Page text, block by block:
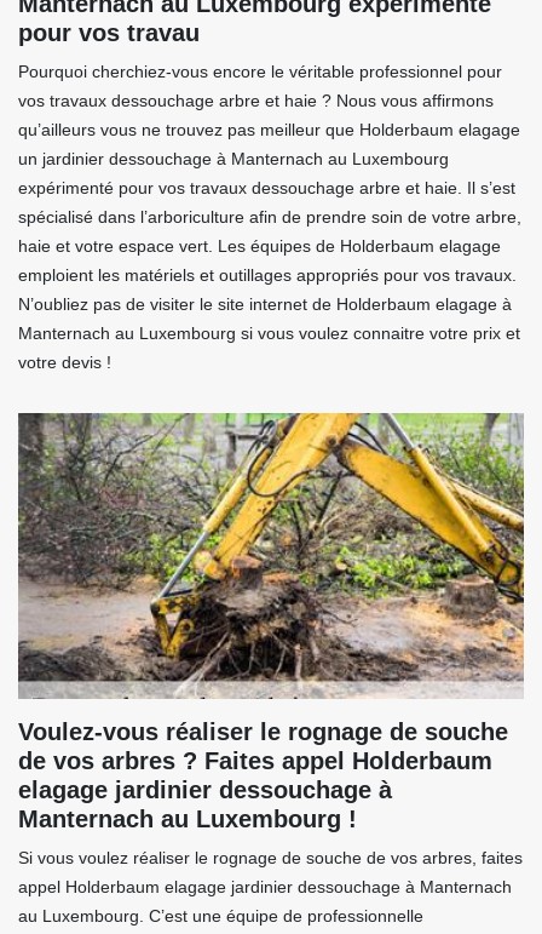
pour vos travau
Pourquoi cherchiez-vous encore le véritable professionnel pour
vos travaux dessouchage arbre et haie ? Nous vous affirmons
qu’ailleurs vous ne trouvez pas meilleur que Holderbaum elagage
un jardinier dessouchage à Manternach au Luxembourg
expérimenté pour vos travaux dessouchage arbre et haie. Il s’est
spécialisé dans l’arboriculture afin de prendre soin de votre arbre,
haie et votre espace vert. Les équipes de Holderbaum elagage
emploient les matériels et outillages appropriés pour vos travaux.
N’oubliez pas de visiter le site internet de Holderbaum elagage à
Manternach au Luxembourg si vous voulez connaitre votre prix et
votre devis !
Voulez-vous réaliser le rognage de souche
de vos arbres ? Faites appel Holderbaum
elagage jardinier dessouchage à
Manternach au Luxembourg !
Si vous voulez réaliser le rognage de souche de vos arbres, faites
appel Holderbaum elagage jardinier dessouchage à Manternach
au Luxembourg. C’est une équipe de professionnelle